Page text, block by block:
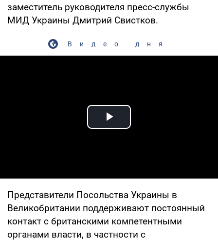
заместитель руководителя пресс-службы
МИД Украины Дмитрий Свистков.
Видео дня
Play Video
Представители Посольства Украины в
Великобритании поддерживают постоянный
контакт с британскими компетентными
органами власти, в частности с